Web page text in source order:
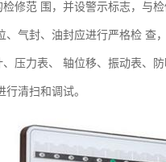
修范 围，并设警示标志，与
气封、油封应进行严格检
压力表、 轴位移、振动表、
清扫和调试。